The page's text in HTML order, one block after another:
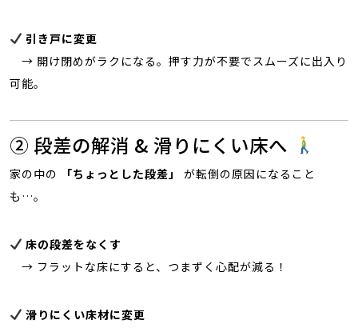
引き戸に変更
→ 開け閉めがラクになる。押す力が不要でスムーズに出入り
可能。
② 段差の解消 & 滑りにくい床へ
家の中の 「ちょっとした段差」
が転倒の原因になること
も…。
床の段差をなくす
→ フラットな床にすると、つまずく心配が減る！
滑りにくい床材に変更